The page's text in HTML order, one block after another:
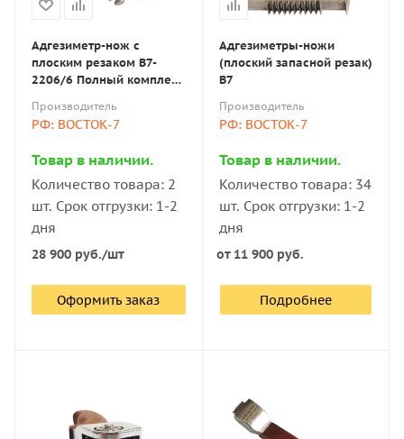
Адгезиметр-нож с
плоским резаком В7-
2206/6 Полный комплект,
мм)
Производитель
РФ: ВОСТОК-7
Товар в наличии.
Количество товара: 2
шт. Срок отгрузки: 1-2
дня
28 900 руб./шт
Оформить заказ
Адгезиметры-ножи
(плоский запасной резак)
В7
Производитель
РФ: ВОСТОК-7
Товар в наличии.
Количество товара: 34
шт. Срок отгрузки: 1-2
дня
от 11 900 руб.
Подробнее